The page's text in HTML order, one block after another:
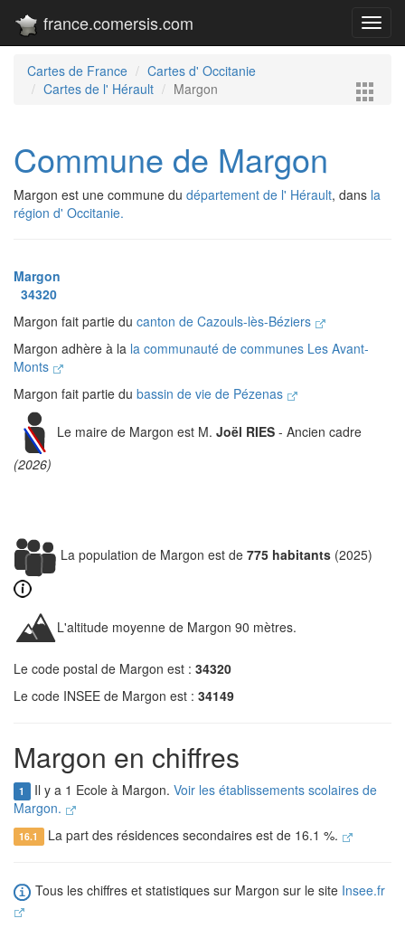
france.comersis.com
Cartes de France
Cartes d' Occitanie
Cartes de l' Hérault
Margon
Commune de Margon
Margon est une commune du département de l' Hérault, dans la
région d' Occitanie.
Margon
34320
Margon fait partie du canton de Cazouls-lès-Béziers
Margon adhère à la la communauté de communes Les Avant-
Monts
Margon fait partie du bassin de vie de Pézenas
Le maire de Margon est M. Joël RIES - Ancien cadre
(2026)
La population de Margon est de 775 habitants (2025)
L'altitude moyenne de Margon 90 mètres.
Le code postal de Margon est : 34320
Le code INSEE de Margon est : 34149
Margon en chiffres
1 Il y a 1 Ecole à Margon. Voir les établissements scolaires de
Margon.
16.1 La part des résidences secondaires est de 16.1 %.
Tous les chiffres et statistiques sur Margon sur le site Insee.fr